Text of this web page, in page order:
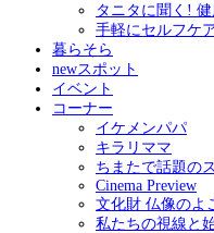
タニタに聞く! 健
手軽にセルフケ
暮らそら
newスポット
イベント
コーナー
イケメンパパ
キラリママ
ちまたで話題の
Cinema Preview
文化財 仏像のよ
私たちの視線と